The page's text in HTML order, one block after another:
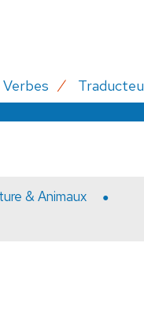
Verbes
& Animaux